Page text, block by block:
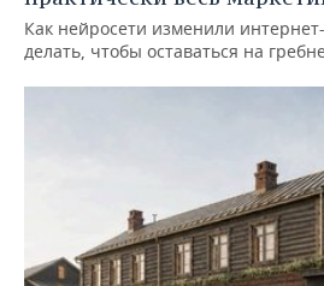
Как нейросети изменили
делать, чтобы оставаться на